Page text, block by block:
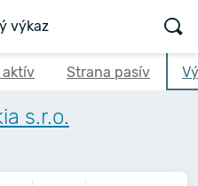
výkaz
aktív Strana pasív
s.r.o.